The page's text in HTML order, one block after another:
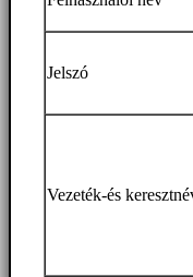
Jelszó
Vezeték-és